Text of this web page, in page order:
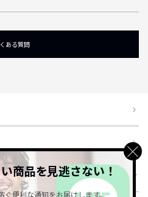
ある質問
商品を見逃さない！
ぐ便利な通知をお届けします。